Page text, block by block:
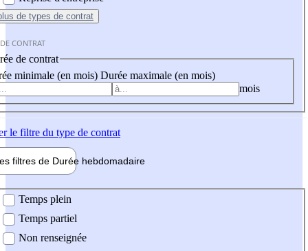
de types de contrat
CONTRAT
de contrat
minimale (en mois) Durée maximale (en mois)
mois
le filtre du type de contrat
filtres de Durée hebdomadaire
Temps plein
Temps partiel
Non renseignée